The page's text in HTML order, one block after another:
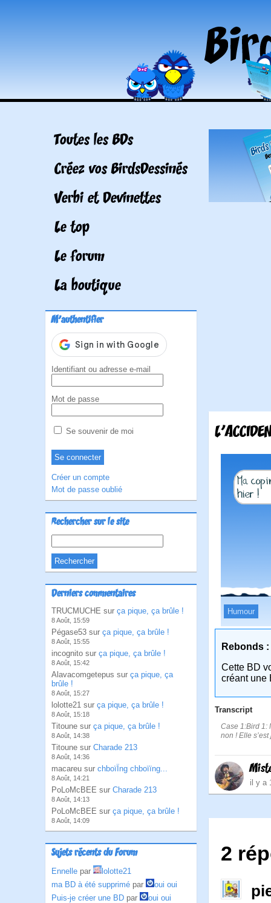
Toutes les BDs
Créez vos BirdsDessinés
Verbi et Devinettes
Le top
Le forum
La boutique
M'authentifier
Identifiant ou adresse e-mail
Mot de passe
Se souvenir de moi
Créer un compte
Mot de passe oublié
Rechercher sur le site
Derniers commentaires
TRUCMUCHE sur ça pique, ça brûle !
8 Août, 15:59
Pégase53 sur ça pique, ça brûle !
8 Août, 15:55
incognito sur ça pique, ça brûle !
8 Août, 15:42
Alavacomgetepus sur ça pique, ça
brûle !
8 Août, 15:27
lolotte21 sur ça pique, ça brûle !
8 Août, 15:18
Titoune sur ça pique, ça brûle !
8 Août, 14:38
Titoune sur Charade 213
8 Août, 14:36
macareu sur chboïÏng chboïïng...
8 Août, 14:21
PoLoMcBEE sur Charade 213
8 Août, 14:13
PoLoMcBEE sur ça pique, ça brûle !
8 Août, 14:09
Sujets récents du Forum
Ennelle par
lolotte21
ma BD à été supprimé par
oui oui
Puis-je créer une BD par
oui oui
Humour
Rebonds :
Cette BD
créant une
Transcript
Case 1:Bird 1:
non ! Elle
il y a
2